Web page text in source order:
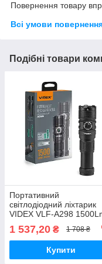
Повернення товару
Всі умови
Подібні товари
Портативний
світлодіодний ліхтарик
VIDEX VLF-A298
1 537,20 ₴ 1 708 ₴
Купити